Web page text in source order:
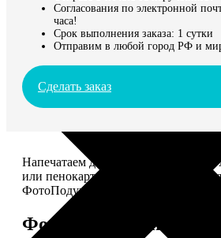
Согласования по электронной
часа!
Срок выполнения заказа: 1 сутки
Отправим в любой город РФ и
Сделать заказ
Напечатаем для вас картины
или пенокартоне, ФотоМозаику,
ФотоПодушки или напишем
Форматы и цены